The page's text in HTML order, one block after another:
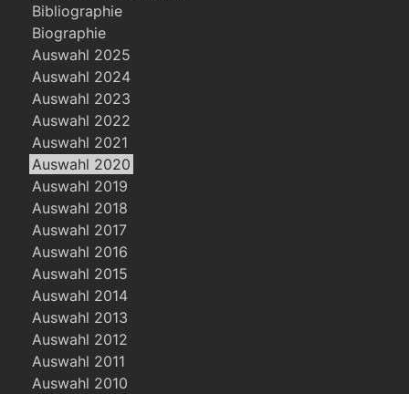
Bibliographie
Biographie
Auswahl 2025
Auswahl 2024
Auswahl 2023
Auswahl 2022
Auswahl 2021
Auswahl 2020
Auswahl 2019
Auswahl 2018
Auswahl 2017
Auswahl 2016
Auswahl 2015
Auswahl 2014
Auswahl 2013
Auswahl 2012
Auswahl 2011
Auswahl 2010